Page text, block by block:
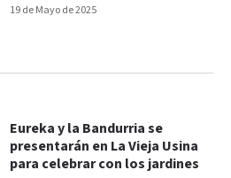
19 de Mayo de 2025
Eureka y la Bandurria se
presentarán en La Vieja Usina
para celebrar con los jardines